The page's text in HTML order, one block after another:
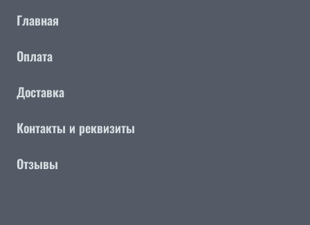
Главная
Оплата
Доставка
Контакты и реквизиты
Отзывы